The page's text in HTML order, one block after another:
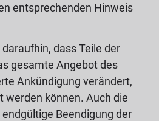
entsprechenden Hinweis
dass Teile der
gesamte Angebot des
Ankündigung verändert,
werden können. Auch die
Beendigung der